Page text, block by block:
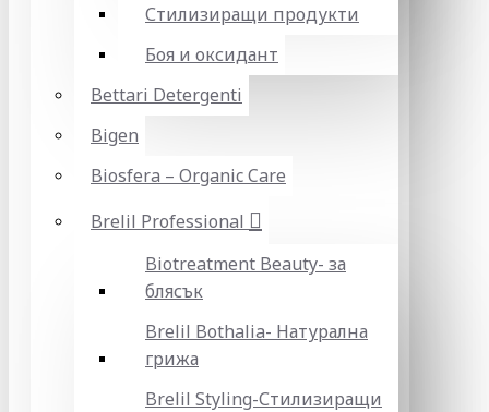
Стилизиращи продукти
Боя и оксидант
Bettari Detergenti
Bigen
Biosfera – Organic Care
Brelil Professional
Biotreatment Beauty- за
блясък
Brelil Bothalia- Натурална
грижа
Brelil Styling-Стилизиращи